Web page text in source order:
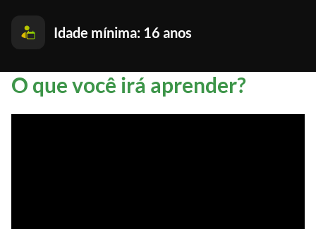
Idade mínima: 16 anos
O que você irá aprender?